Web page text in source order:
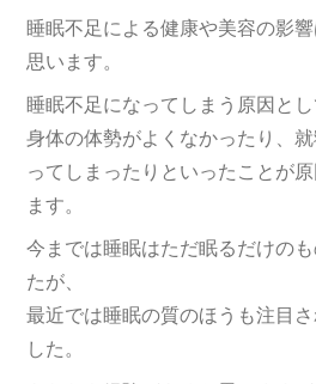
睡眠不足による健康や美容の影
思います。
睡眠不足になってしまう原因と
身体の体勢がよくなかったり、
ってしまったりといったことが
ます。
今までは睡眠はただ眠るだけの
たが、
最近では睡眠の質のほうも注目
した。